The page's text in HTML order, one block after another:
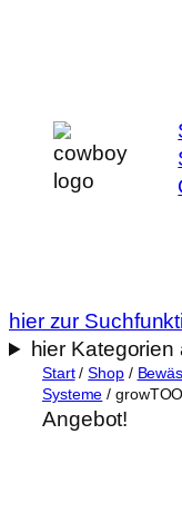
hier zur
hier Kategorien
Start/Shop/
Systeme /
Angebot!